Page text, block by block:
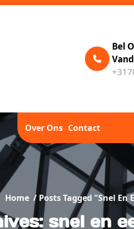
Bel
Over Ons Contact
Home / Posts Tagged "snel
snel en